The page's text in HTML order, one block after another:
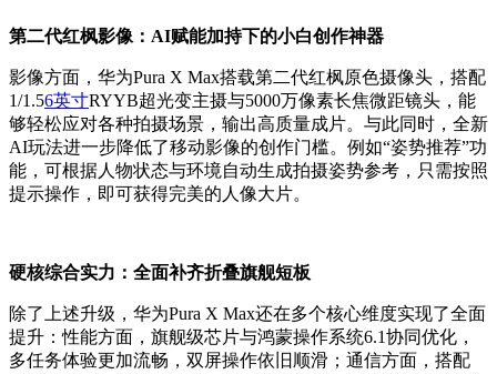
第二代红枫影像：AI赋能加持下的小白创作神器
影像方面，华为Pura X Max搭载第二代红枫原色摄像头，搭配
1/1.56英寸RYYB超光变主摄与5000万像素长焦微距镜头，能
够轻松应对各种拍摄场景，输出高质量成片。与此同时，全新
AI玩法进一步降低了移动影像的创作门槛。例如“姿势推荐”功
能，可根据人物状态与环境自动生成拍摄姿势参考，只需按照
提示操作，即可获得完美的人像大片。
硬核综合实力：全面补齐折叠旗舰短板
除了上述升级，华为Pura X Max还在多个核心维度实现了全面
提升：性能方面，旗舰级芯片与鸿蒙操作系统6.1协同优化，
多任务体验更加流畅，双屏操作依旧顺滑；通信方面，搭配